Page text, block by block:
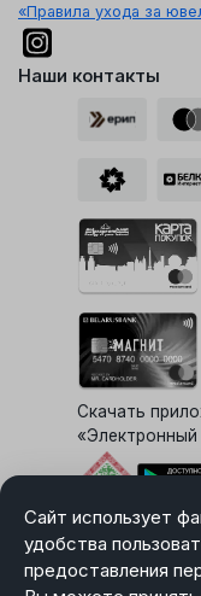
Сайт использует
удобства
предоставления
«Правила ухода за
Наши контакты
Скачать